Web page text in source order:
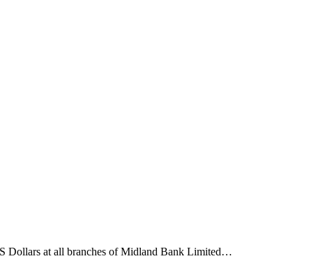
Dollars at all branches of Midland Bank Limited…